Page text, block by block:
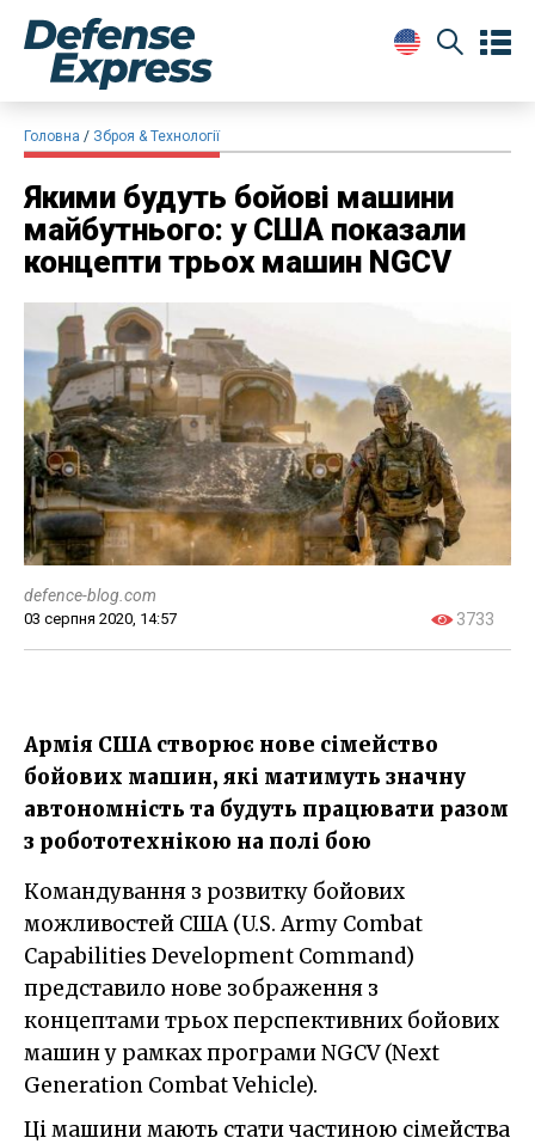
Головна Зброя & Технології
Якими будуть бойові машини
майбутнього: у США показали
концепти трьох машин NGCV
defence-blog.com
03 серпня 2020, 14:57 3733
Армія США створює нове сімейство
бойових машин, які матимуть значну
автономність та будуть працювати разом
з робототехнікою на полі бою
Командування з розвитку бойових
можливостей США (U.S. Army Combat
Capabilities Development Command)
представило нове зображення з
концептами трьох перспективних бойових
машин у рамках програми NGCV (Next
Generation Combat Vehicle).
Ці машини мають стати частиною сімейства